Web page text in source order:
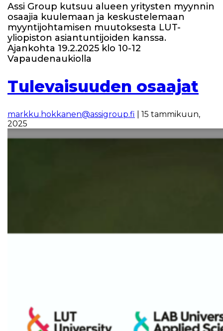
Assi Group kutsuu alueen yritysten myynnin
osaajia kuulemaan ja keskustelemaan
myyntijohtamisen muutoksesta LUT-
yliopiston asiantuntijoiden kanssa.
Ajankohta 19.2.2025 klo 10-12
Vapaudenaukiolla
Tulevaisuuden osaajat
markku.hokkanen@assigroup.fi
15 tammikuun,
2025